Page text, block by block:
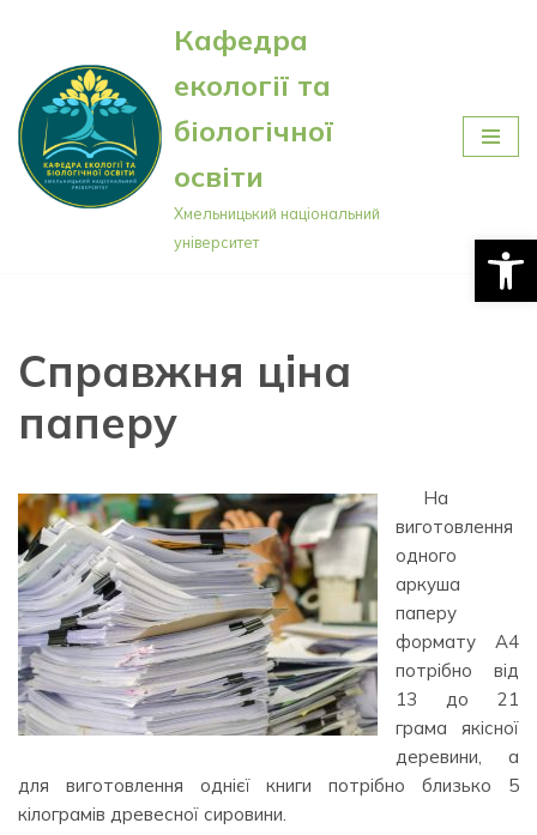
Перейти
до
вмісту
Кафедра
екології та
біологічної
освіти
Хмельницький національний
університет
Справжня ціна
паперу
На
виготовлення
одного
аркуша
паперу
формату А4
потрібно від
13 до 21
грама якісної
деревини, а
для виготовлення однієї книги потрібно близько 5
кілограмів древесної сировини.